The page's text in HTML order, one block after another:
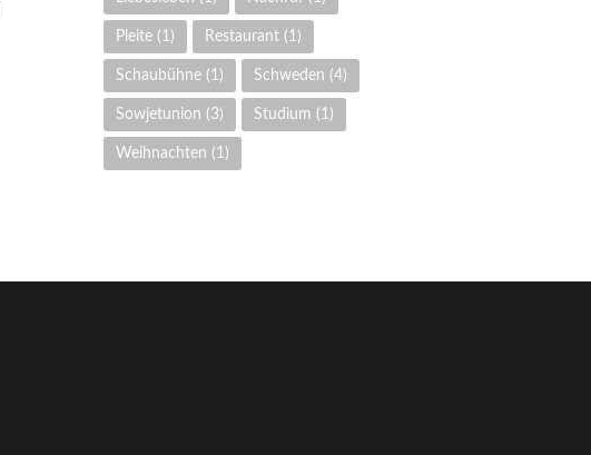
Pleite (1) Restaurant (1)
Schaubühne (1) Schweden (4)
Sowjetunion (3) Studium (1)
Weihnachten (1)